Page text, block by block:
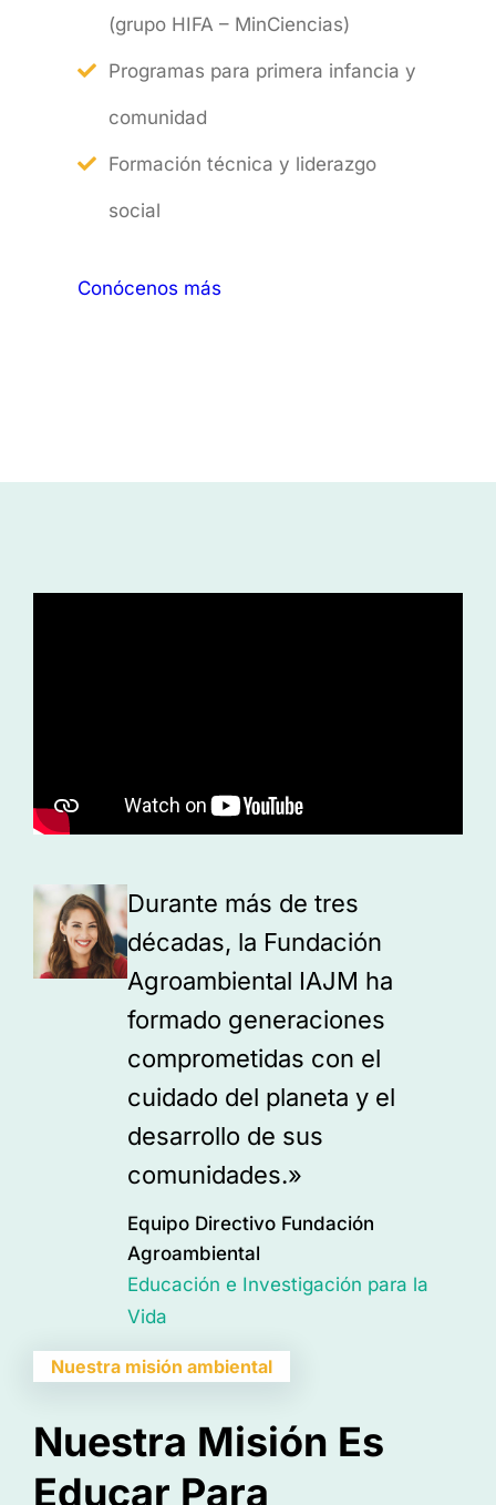
(grupo HIFA – MinCiencias)
Programas para primera infancia y
comunidad
Formación técnica y liderazgo
social
Conócenos más
Durante más de tres
décadas, la Fundación
Agroambiental IAJM ha
formado generaciones
comprometidas con el
cuidado del planeta y el
desarrollo de sus
comunidades.»
Equipo Directivo Fundación
Agroambiental
Educación e Investigación para la
Vida
Nuestra misión ambiental
Nuestra Misión Es
Educar Para